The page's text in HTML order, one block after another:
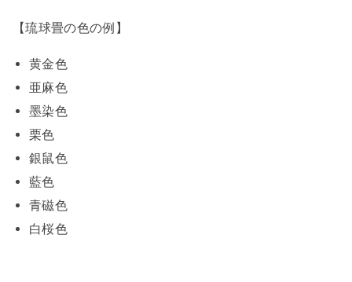
【琉球畳の色の例】
黄金色
亜麻色
墨染色
栗色
銀鼠色
藍色
青磁色
白桜色